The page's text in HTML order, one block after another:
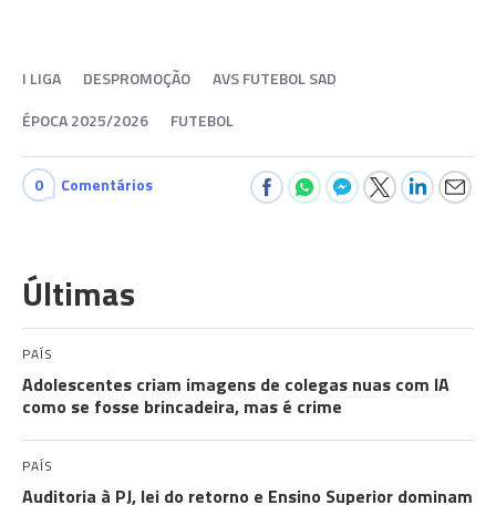
I LIGA DESPROMOÇÃO
AVS FUTEBOL SAD
ÉPOCA 2025/2026
FUTEBOL
0 Comentários
Últimas
PAÍS
Adolescentes criam imagens de colegas nuas com IA
como se fosse brincadeira, mas é crime
PAÍS
Auditoria à PJ, lei do retorno e Ensino Superior dominam